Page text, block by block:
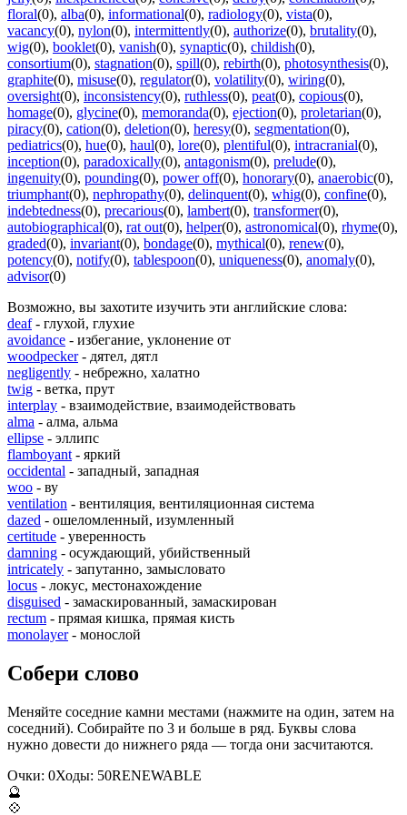
floral(0), alba(0), informational(0), radiology(0), vista(0),
vacancy(0), nylon(0), intermittently(0), authorize(0), brutality(0),
wig(0), booklet(0), vanish(0), synaptic(0), childish(0),
consortium(0), stagnation(0), spill(0), rebirth(0), photosynthesis(0),
graphite(0), misuse(0), regulator(0), volatility(0), wiring(0),
oversight(0), inconsistency(0), ruthless(0), peat(0), copious(0),
homage(0), glycine(0), memoranda(0), ejection(0), proletarian(0),
piracy(0), cation(0), deletion(0), heresy(0), segmentation(0),
pediatrics(0), hue(0), haul(0), lore(0), plentiful(0), intracranial(0),
inception(0), paradoxically(0), antagonism(0), prelude(0),
ingenuity(0), pounding(0), power off(0), honorary(0), anaerobic(0),
triumphant(0), nephropathy(0), delinquent(0), whig(0), confine(0),
indebtedness(0), precarious(0), lambert(0), transformer(0),
autobiographical(0), rat out(0), helper(0), astronomical(0), rhyme(0),
graded(0), invariant(0), bondage(0), mythical(0), renew(0),
potency(0), notify(0), tablespoon(0), uniqueness(0), anomaly(0),
advisor(0)
Возможно, вы захотите изучить эти английские слова:
deaf- глухой, глухие
avoidance - избегание, уклонение от
woodpecker- дятел, дятл
negligently - небрежно, халатно
twig - ветка, прут
interplay - взаимодействие, взаимодействовать
alma - алма, альма
ellipse - эллипс
flamboyant - яркий
occidental - западный, западная
woo - ву
ventilation - вентиляция, вентиляционная система
dazed - ошеломленный, изумленный
certitude - уверенность
damning - осуждающий, убийственный
intricately - запутанно, замысловато
locus - локус, местонахождение
disguised - замаскированный, замаскирован
rectum - прямая кишка, прямая кисть
monolayer- монослой
Собери слово
Меняйте соседние камни местами (нажмите на один, затем на
соседний). Собирайте по 3 и больше в ряд. Буквы слова
нужно довести до нижнего ряда — тогда они засчитаются.
Очки: 0Ходы: 50RENEWABLE
🔮
💠